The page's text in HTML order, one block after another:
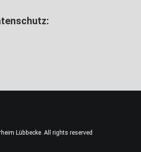
Lübbecke. All rights reserved